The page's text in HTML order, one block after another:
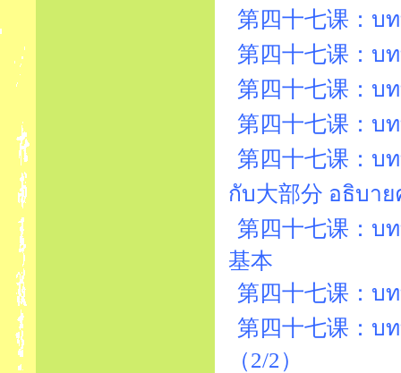
第四十七课：บ
第四十七课：บ
第四十七课：บ
第四十七课：บ
第四十七课：บ
กับ大部分 อธิบา
第四十七课：บ
基本
第四十七课：บ
第四十七课：บ
（2/2）